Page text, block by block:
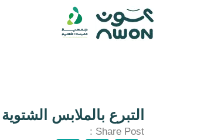
التبرع بالملابس
Share Post :